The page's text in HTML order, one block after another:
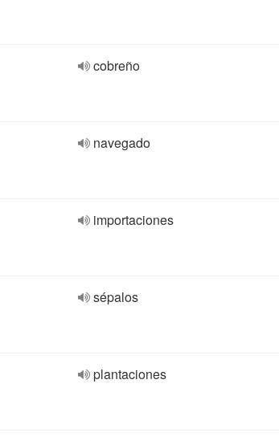
cobreño
navegado
importaciones
sépalos
plantaciones